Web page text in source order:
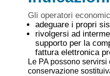
Gli operatori
adeguare i propri
rivolgersi ad
supporto per la
fattura elettronica
Le PA possono
conservazione